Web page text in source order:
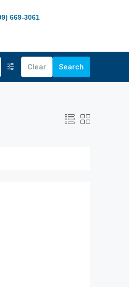
669-3061
Clear Search